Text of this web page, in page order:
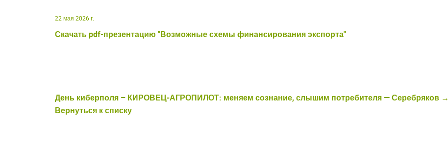
22 мая 2026 г.
Скачать pdf-презентацию "Возможные схемы финансирования экспорта"
День киберполя – КИРОВЕЦ-АГРОПИЛОТ: меняем сознание, слышим потребителя — Серебряков →
Вернуться к списку
С возвращением!